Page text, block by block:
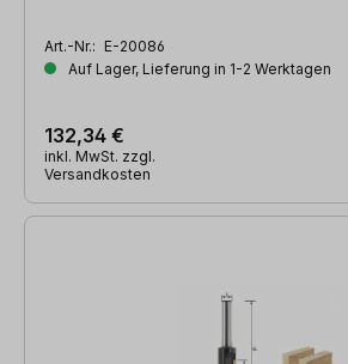
Art.-Nr.: E-20086
Auf Lager, Lieferung in 1-2 Werktagen
132,34 €
inkl. MwSt. zzgl.
Versandkosten